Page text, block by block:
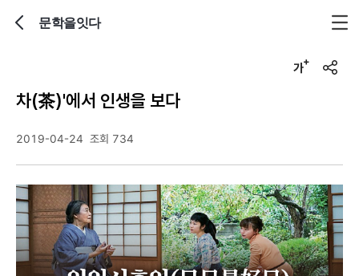
문학을잇다
u
차(茶)'에서 인생을 보다
2019-04-24 조회 734